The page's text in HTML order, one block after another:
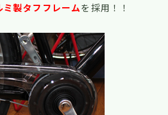
ミ製タフフレームを採用！！